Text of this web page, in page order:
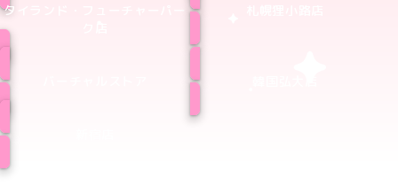
タイランド・フューチャーパー